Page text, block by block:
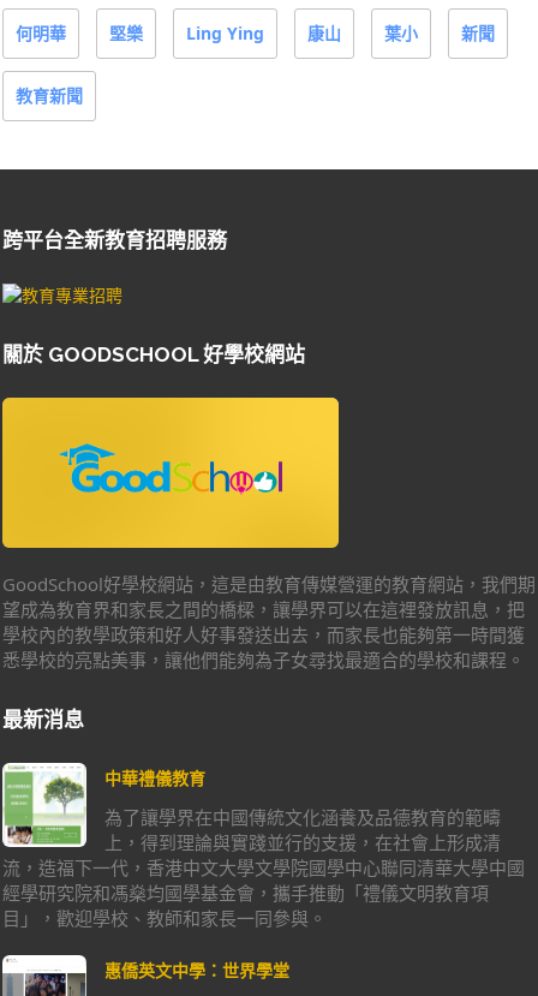
何明華 堅樂 Ling Ying 康山 葉小 新聞
教育新聞
跨平台全新教育招聘服務
關於 GOODSCHOOL 好學校網站
GoodSchool好學校網站，這是由教育傳媒營運的教育網站，我們期
望成為教育界和家長之間的橋樑，讓學界可以在這裡發放訊息，把
學校內的教學政策和好人好事發送出去，而家長也能夠第一時間獲
悉學校的亮點美事，讓他們能夠為子女尋找最適合的學校和課程。
最新消息
中華禮儀教育
為了讓學界在中國傳統文化涵養及品德教育的範疇
上，得到理論與實踐並行的支援，在社會上形成清
流，造福下一代，香港中文大學文學院國學中心聯同清華大學中國
經學研究院和馮燊均國學基金會，攜手推動「禮儀文明教育項
目」，歡迎學校、教師和家長一同參與。
惠僑英文中學：世界學堂